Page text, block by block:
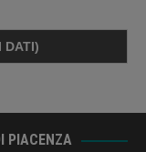
PIACENZA